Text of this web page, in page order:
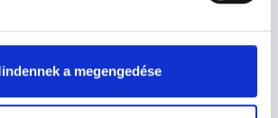
a megengedése